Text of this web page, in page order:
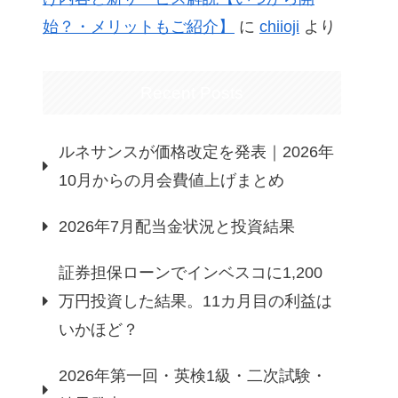
始？・メリットもご紹介】
に chiioji より
ルネサンスが価格改定を発表｜2026年
10月からの月会費値上げまとめ
2026年7月配当金状況と投資結果
証券担保ローンでインベスコに1,200
万円投資した結果。11カ月目の利益は
いかほど？
2026年第一回・英検1級・二次試験・